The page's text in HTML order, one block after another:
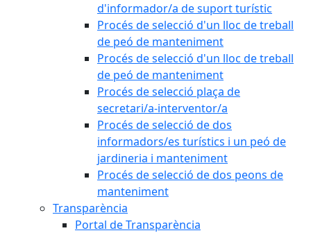
d'informador/a de suport turístic
Procés de selecció d'un lloc de treball
de peó de manteniment
Procés de selecció d'un lloc de treball
de peó de manteniment
Procés de selecció plaça de
secretari/a-interventor/a
Procés de selecció de dos
informadors/es turístics i un peó de
jardineria i manteniment
Procés de selecció de dos peons de
manteniment
Transparència
Portal de Transparència